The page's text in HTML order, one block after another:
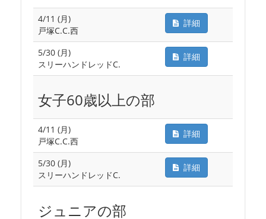
4/11 (月)
戸塚C.C.西
詳細
5/30 (月)
スリーハンドレッドC.
詳細
女子60歳以上の部
4/11 (月)
戸塚C.C.西
詳細
5/30 (月)
スリーハンドレッドC.
詳細
ジュニアの部